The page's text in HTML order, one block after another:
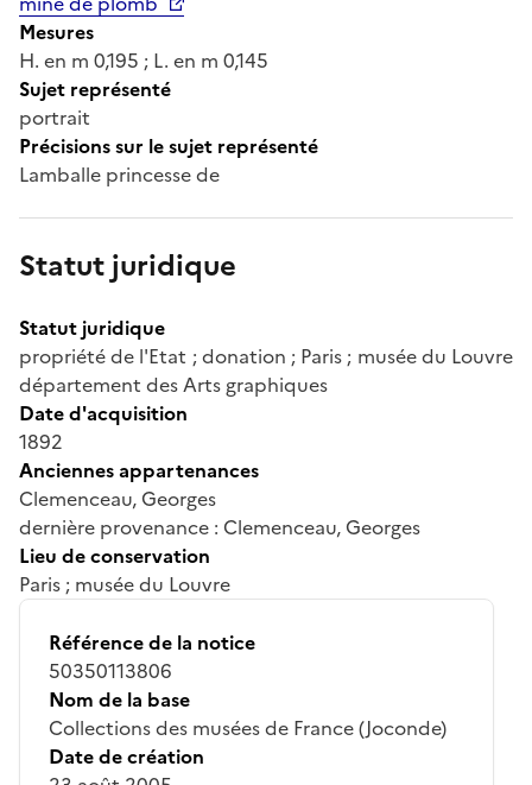
Mesures
H. en m 0,195 ; L. en m 0,145
Sujet représenté
portrait
Précisions sur le sujet représenté
Lamballe princesse de
Statut juridique
Statut juridique
propriété de l'Etat ; donation ; Paris ; musée du Louvre
département des Arts graphiques
Date d'acquisition
1892
Anciennes appartenances
Clemenceau, Georges
dernière provenance : Clemenceau, Georges
Lieu de conservation
Paris ; musée du Louvre
Référence de la notice
50350113806
Nom de la base
Collections des musées de France (Joconde)
Date de création